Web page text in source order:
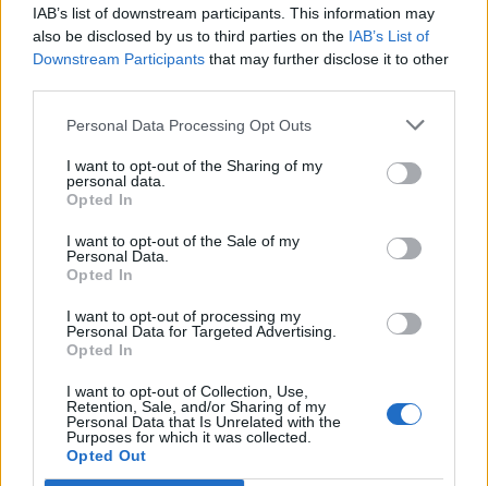
IAB’s list of downstream participants. This information may
also be disclosed by us to third parties on the IAB’s List of
Downstream Participants that may further disclose it to other
Personal Data Processing Opt Outs
I want to opt-out of the Sharing of my
personal data.
Opted In
I want to opt-out of the Sale of my
Personal Data.
Opted In
I want to opt-out of processing my
Personal Data for Targeted Advertising.
Opted In
I want to opt-out of Collection, Use,
Retention, Sale, and/or Sharing of my
Personal Data that Is Unrelated with the
Purposes for which it was collected.
Opted Out
maiores dimensões que lhe conferiam outra carga
aerodinâmica, e um motor revisto com a cilindrada
aumentada para 1.526 cm3, capaz de “disparar” 350 cv
de potência, ofereciam ao Maxi Turbo capacidades
dinâmicas acima de qualquer outro Renault 5 Turbo
alguma vez fabricado.
Mais potência, mais binário e um enorme trabalho
efetuado também na perda de peso, que permitiu que
este bólide não ultrapassasse os 905 kg, foram fatores
impressionantes performances, como no equilíbrio
dinâmico. Para isso também contribuíam um sistema de
travagem potente e eficiente, direção mais direta e a
montagem de novos amortecedores.
Estava construído o mais poderoso Renault 5 Turbo de